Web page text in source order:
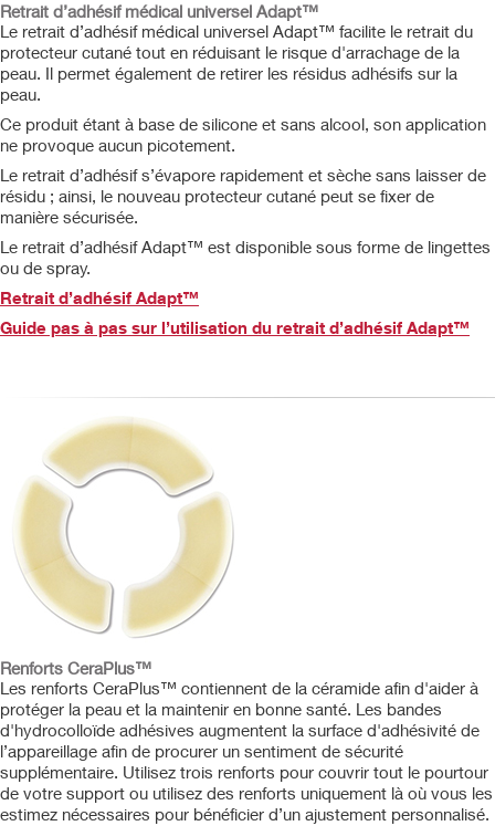
Retrait d’adhésif médical universel Adapt™
Le retrait d’adhésif médical universel Adapt™ facilite le retrait du
protecteur cutané tout en réduisant le risque d'arrachage de la
peau. Il permet également de retirer les résidus adhésifs sur la
peau.
Ce produit étant à base de silicone et sans alcool, son application
ne provoque aucun picotement.
Le retrait d’adhésif s’évapore rapidement et sèche sans laisser de
résidu ; ainsi, le nouveau protecteur cutané peut se fixer de
manière sécurisée.
Le retrait d’adhésif Adapt™ est disponible sous forme de lingettes
ou de spray.
Retrait d’adhésif Adapt™
Guide pas à pas sur l’utilisation du retrait d’adhésif Adapt™
Renforts CeraPlus™
Les renforts CeraPlus™ contiennent de la céramide afin d'aider à
protéger la peau et la maintenir en bonne santé. Les bandes
d'hydrocolloïde adhésives augmentent la surface d'adhésivité de
l’appareillage afin de procurer un sentiment de sécurité
supplémentaire. Utilisez trois renforts pour couvrir tout le pourtour
de votre support ou utilisez des renforts uniquement là où vous les
estimez nécessaires pour bénéficier d’un ajustement personnalisé.